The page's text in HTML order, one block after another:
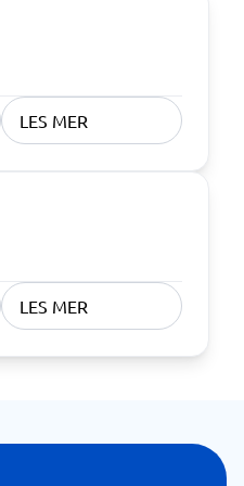
LES MER
LES MER